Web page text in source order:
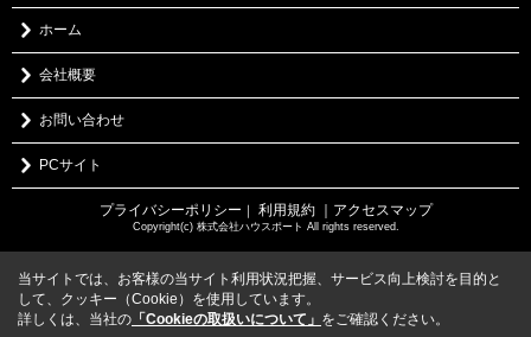
ホーム
会社概要
お問い合わせ
PCサイト
プライバシーポリシー ｜ 利用規約 ｜アクセスマップ
Copyright(c) 株式会社ハウスポート All rights reserved.
当サイトでは、お客様の当サイト利用状況把握、サービス向上検討を目的と
して、クッキー（Cookie）を使用しています。
詳しくは、当社の 「Cookieの取扱いについて」 をご確認ください。